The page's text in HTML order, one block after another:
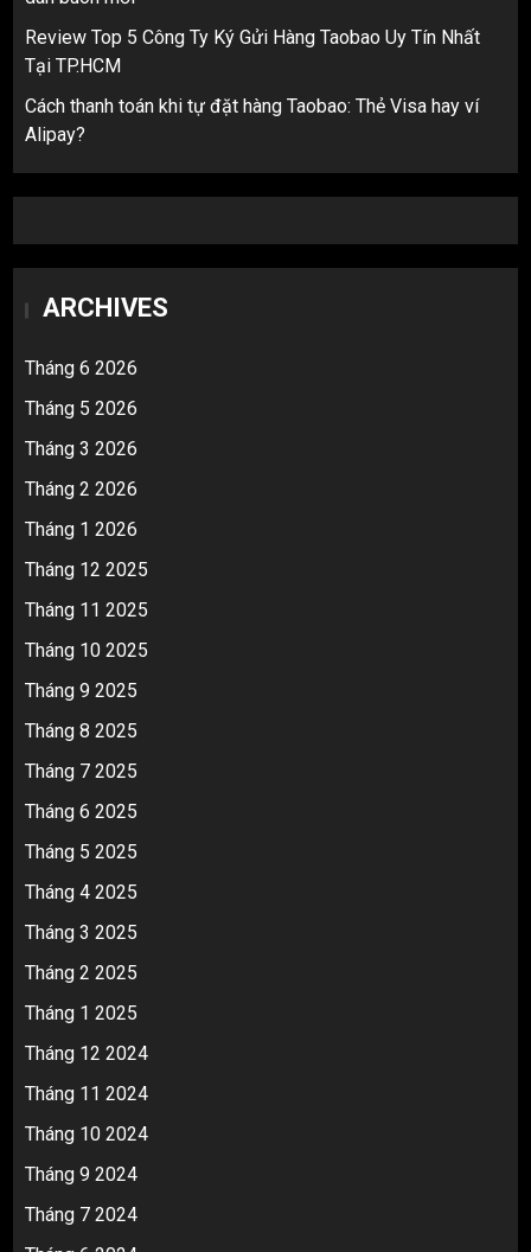
Review Top 5 Công Ty Ký Gửi Hàng Taobao Uy Tín Nhất
Tại TP.HCM
Cách thanh toán khi tự đặt hàng Taobao: Thẻ Visa hay ví
Alipay?
ARCHIVES
Tháng 6 2026
Tháng 5 2026
Tháng 3 2026
Tháng 2 2026
Tháng 1 2026
Tháng 12 2025
Tháng 11 2025
Tháng 10 2025
Tháng 9 2025
Tháng 8 2025
Tháng 7 2025
Tháng 6 2025
Tháng 5 2025
Tháng 4 2025
Tháng 3 2025
Tháng 2 2025
Tháng 1 2025
Tháng 12 2024
Tháng 11 2024
Tháng 10 2024
Tháng 9 2024
Tháng 7 2024